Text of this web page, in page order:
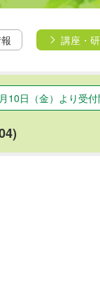
講座・
10日（金）より受